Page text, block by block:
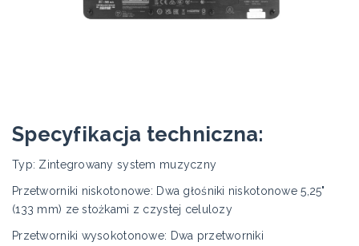
Specyfikacja techniczna:
Typ: Zintegrowany system muzyczny
Przetworniki niskotonowe: Dwa głośniki niskotonowe 5,25"
(133 mm) ze stożkami z czystej celulozy
Przetworniki wysokotonowe: Dwa przetworniki